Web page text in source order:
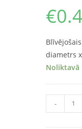
€
diametrs
Noliktavā
-